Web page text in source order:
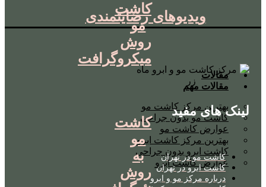
ویدیوهای رضایتمندی
مقالات
مقالات مهم
بهترین مرکز کاشت مو
کاشت مو بدون جراحی
عوارض کاشت مو
بهترین مرکز کاشت ابرو
کاشت ابرو بدون جراحی
عوارض کاشت ابرو
کاشت
مو
روش
میکروگرافت
کاشت
مو
به
روش
لینک های مفید
کاشت مو در تهران
کاشت ابرو در تهران
درباره مرکز مو و ابرو